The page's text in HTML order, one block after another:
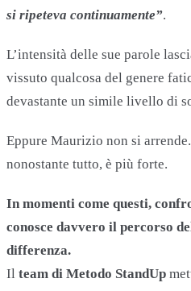
si ripeteva continuamente”.
L’intensità delle sue parole
vissuto qualcosa del genere
devastante un simile livello di
Eppure Maurizio non si
nonostante tutto, è più forte.
In momenti come questi,
conosce davvero il percorso
differenza.
Il team di Metodo StandUp